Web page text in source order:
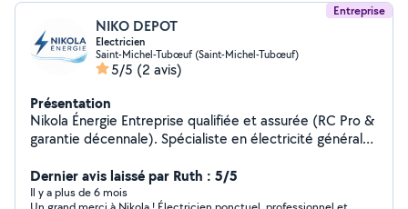
Entreprise
NIKO DEPOT
Electricien
Saint-Michel-Tubœuf (Saint-Michel-Tubœuf)
5/5 (2 avis)
Présentation
Nikola Énergie Entreprise qualifiée et assurée (RC Pro &
garantie décennale). Spécialiste en électricité générale,
intérieur/extérieur et création d'espaces extérieurs
modernes (terrasses lumineuses, bornes, etc.). Travail
Dernier avis laissé par Ruth : 5/5
Il y a plus de 6 mois